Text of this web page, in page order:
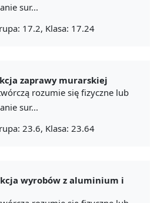
sur...
17.2, Klasa: 17.24
zaprawy murarskiej
rozumie się fizyczne lub
sur...
23.6, Klasa: 23.64
wyrobów z aluminium i